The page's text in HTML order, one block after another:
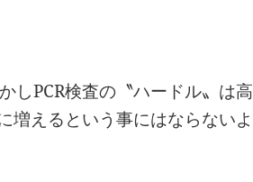
しPCR検査の〝ハードル〟は高
増えるという事にはならないよ